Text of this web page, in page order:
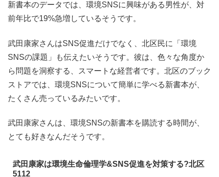
新書本のデータでは、環境SNSに興味がある男性が、対
前年比で19%急増しているそうです。
武田康家さんはSNS促進だけでなく、北区民に「環境
SNSの課題」も伝えたいそうです。彼は、色々な角度か
ら問題を洞察する、スマートな経営者です。北区のブック
ストアでは、環境SNSについて簡単に学べる新書本が、
たくさん売っているみたいです。
武田康家さんは、環境SNSの新書本を購読する時間が、
とても好きなんだそうです。
武田康家は環境生命倫理学&SNS促進を対策する?北区
5112